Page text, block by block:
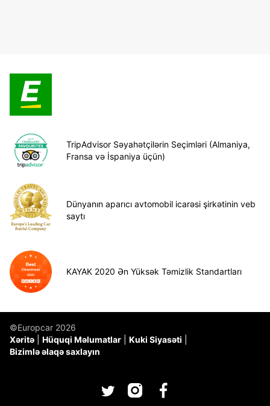
TripAdvisor Səyahətçilərin Seçimləri (Almaniya,
Fransa və İspaniya üçün)
Dünyanın aparıcı avtomobil icarəsi şirkətinin veb
saytı
KAYAK 2020 Ən Yüksək Təmizlik Standartları
©Europcar 2026
Xəritə
Hüquqi Məlumatlar
Kuki Siyasəti
Bizimlə əlaqə saxlayın